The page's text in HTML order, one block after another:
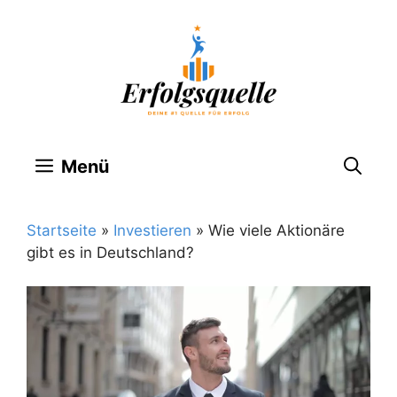
Menü
Startseite » Investieren » Wie viele Aktionäre
gibt es in Deutschland?